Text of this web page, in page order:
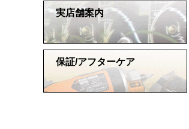
実店舗案内
保証/アフターケア